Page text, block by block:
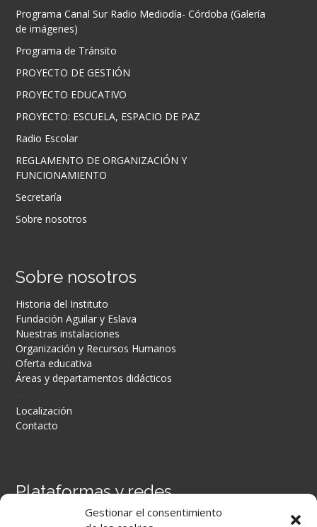
Gestionar el consentimiento
Programa Canal Sur Radio Mediodía- Córdoba (Galería
de imágenes)
Programa de Tránsito
PROYECTO DE GESTIÓN
PROYECTO EDUCATIVO
PROYECTO: ESCUELA, ESPACIO DE PAZ
Radio Escolar
REGLAMENTO DE ORGANIZACIÓN Y
FUNCIONAMIENTO
Secretaría
Sobre nosotros
Sobre nosotros
Historia del Instituto
Fundación Aguilar y Eslava
Nuestras instalaciones
Organización y Recursos Humanos
Oferta educativa
Áreas y departamentos didácticos
Localización
Contacto
Plataformas y redes